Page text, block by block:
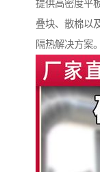
提供高密度平
叠块、散棉以
隔热解决方案。